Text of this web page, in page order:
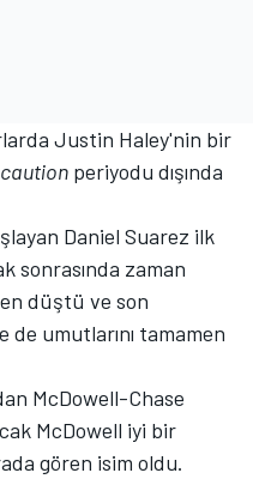
Justin Haley'nin bir
caution periyodu dışında
Daniel Suarez ilk
sonrasında zaman
düştü ve son
umutlarını tamamen
McDowell-Chase
McDowell iyi bir
gören isim oldu.